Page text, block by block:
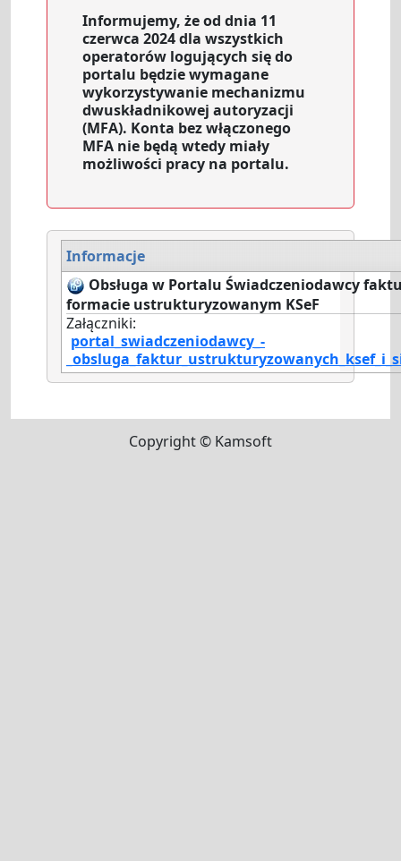
Informujemy, że od dnia 11
czerwca 2024 dla wszystkich
operatorów logujących się do
portalu będzie wymagane
wykorzystywanie mechanizmu
dwuskładnikowej autoryzacji
(MFA). Konta bez włączonego
MFA nie będą wtedy miały
możliwości pracy na portalu.
Informacje
Obsługa w Portalu Świadczeniodawcy
formacie ustrukturyzowanym KSeF
Załączniki:
portal_swiadczeniodawcy_-
Copyright © Kamsoft